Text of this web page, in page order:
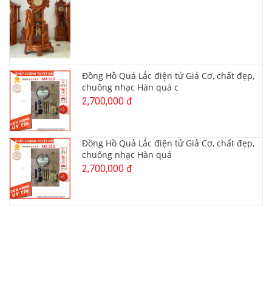
Đồng Hồ Quả Lắc điện tử Giả Cơ, chất đẹp,
chuông nhạc Hàn quá c
2,700,000 đ
Đồng Hồ Quả Lắc điện tử Giả Cơ, chất đẹp,
chuông nhạc Hàn quá
2,700,000 đ